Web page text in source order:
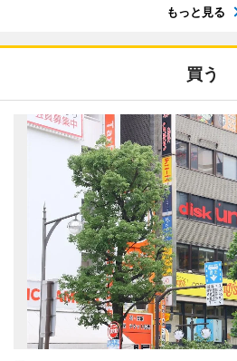
もっと見る
買う